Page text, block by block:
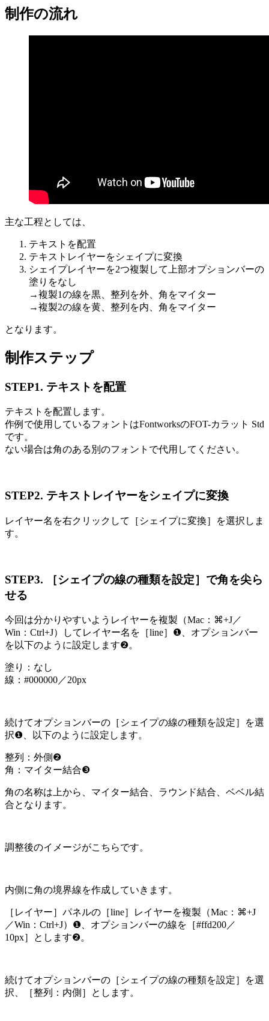
制作の流れ
主な工程としては、
テキストを配置
テキストレイヤーをシェイプに変換
シェイプレイヤーを2つ複製して上部オプションバーの
塗りをなし
→複製1の線を黒、整列を外、角をマイター
→複製2の線を黄、整列を内、角をマイター
となります。
制作ステップ
STEP1. テキストを配置
テキストを配置します。
作例で使用しているフォントはFontworksのFOT-カラット Std
です。
ない場合は角のある別のフォントで代用してください。
STEP2. テキストレイヤーをシェイプに変換
レイヤー名を右クリックして［シェイプに変換］を選択しま
す。
STEP3. ［シェイプの線の種類を設定］で角を尖ら
せる
今回は分かりやすいようレイヤーを複製（Mac：⌘+J／
Win：Ctrl+J）してレイヤー名を［line］❶、オプションバー
を以下のように設定します❷。
塗り：なし
線：#000000／20px
続けてオプションバーの［シェイプの線の種類を設定］を選
択❶、以下のように設定します。
整列：外側❷
角：マイター結合❸
角の名称は上から、マイター結合、ラウンド結合、ベベル結
合となります。
調整後のイメージがこちらです。
内側に角の境界線を作成していきます。
［レイヤー］パネルの［line］レイヤーを複製（Mac：⌘+J
／Win：Ctrl+J）❶、オプションバーの線を［#ffd200／
10px］とします❷。
続けてオプションバーの［シェイプの線の種類を設定］を選
択、［整列：内側］とします。